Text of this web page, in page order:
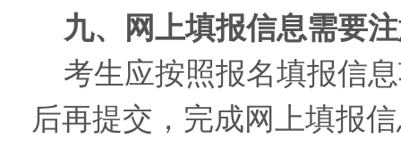
九、网上填报信息需要
考生应按照报名填报信
后再提交，完成网上填报